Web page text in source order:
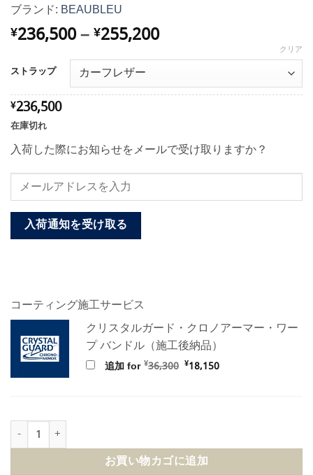
ブランド: BEAUBLEU
¥236,500–¥255,200価
格
帯:
¥236,500
–
ストラップ
クリア
¥236,500
在庫切れ
入荷した際にお知らせをメールで受け取りますか？
入荷通知を受け取る
コーティング施工サービス
クリスタルガード・クロノアーマー・ワー
プ バンドル（施工後納品）
追加 for ¥36,300 元
の
¥18,150現
BEAUBLEU Seconde Francaise 19.24 Anthracite Gray個
お買い物カゴに追加